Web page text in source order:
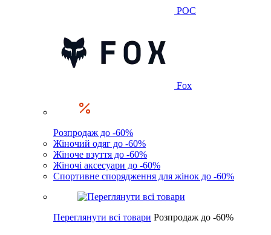
POC
Fox
Розпродаж до -60%
Жіночий одяг до -60%
Жіноче взуття до -60%
Жіночі аксесуари до -60%
Спортивне спорядження для жінок до -60%
Переглянути всі товари Розпродаж до -60%